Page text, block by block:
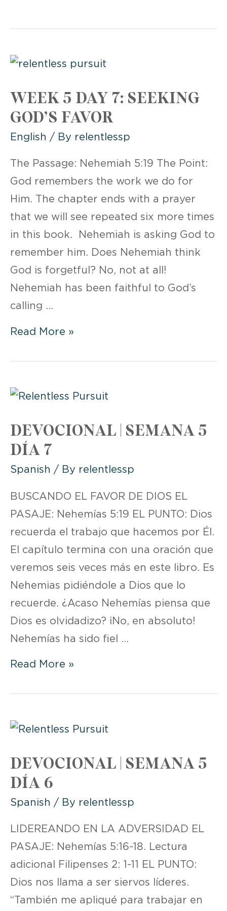
WEEK 5 DAY 7: SEEKING
GOD’S FAVOR
English / By relentlessp
The Passage: Nehemiah 5:19 The Point:
God remembers the work we do for
Him. The chapter ends with a prayer
that we will see repeated six more times
in this book. Nehemiah is asking God to
remember him. Does Nehemiah think
God is forgetful? No, not at all!
Nehemiah has been faithful to God’s
calling …
WEEK
SEEKING
FAVOR
Read More »
DEVOCIONAL | SEMANA 5
DÍA 7
Spanish / By relentlessp
BUSCANDO EL FAVOR DE DIOS EL
PASAJE: Nehemías 5:19 EL PUNTO: Dios
recuerda el trabajo que hacemos por Él.
El capítulo termina con una oración que
veremos seis veces más en este libro. Es
Nehemias pidiéndole a Dios que lo
recuerde. ¿Acaso Nehemías piensa que
Dios es olvidadizo? ¡No, en absoluto!
Nehemías ha sido fiel …
DEVOCIONAL
DÍA
Read More »
DEVOCIONAL | SEMANA 5
DÍA 6
Spanish / By relentlessp
LIDEREANDO EN LA ADVERSIDAD EL
PASAJE: Nehemías 5:16-18. Lectura
adicional Filipenses 2: 1-11 EL PUNTO:
Dios nos llama a ser siervos líderes.
“También me apliqué para trabajar en